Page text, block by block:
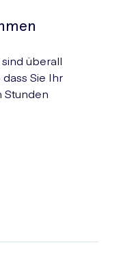
überall
Sie Ihr
Stunden